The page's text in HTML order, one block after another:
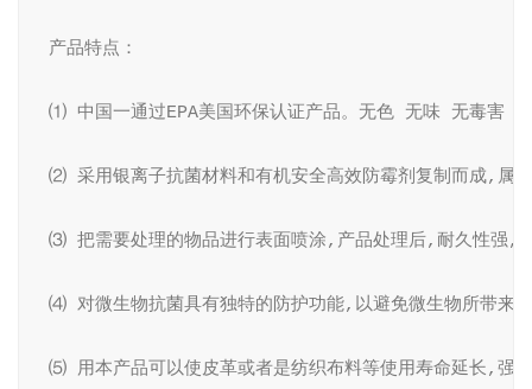
产品特点：
⑴ 中国一通过EPA美国环保认证产品。无色 无味 无毒害
⑵ 采用银离子抗菌材料和有机安全高效防霉剂复制而成,属
⑶ 把需要处理的物品进行表面喷涂,产品处理后,耐久性强,
⑷ 对微生物抗菌具有独特的防护功能,以避免微生物所带来
⑸ 用本产品可以使皮革或者是纺织布料等使用寿命延长,强